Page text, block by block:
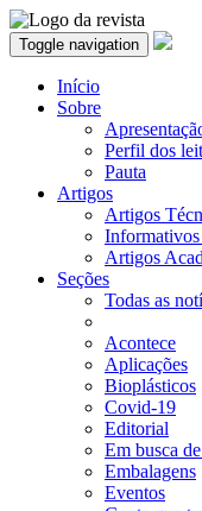
Toggle navigation
Início
Sobre
Perfil dos
Pauta
Artigos
Artigos
Artigos
Seções
Todas as
Acontece
Aplicações
Bioplásticos
Covid-19
Editorial
Em busca
Embalagens
Eventos